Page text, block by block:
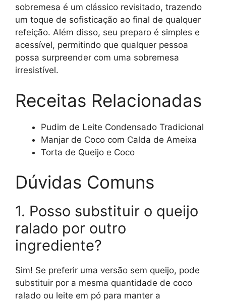
sobremesa é um clássico revisitado, trazendo
um toque de sofisticação ao final de qualquer
refeição. Além disso, seu preparo é simples e
acessível, permitindo que qualquer pessoa
possa surpreender com uma sobremesa
irresistível.
Receitas Relacionadas
Pudim de Leite Condensado Tradicional
Manjar de Coco com Calda de Ameixa
Torta de Queijo e Coco
Dúvidas Comuns
1. Posso substituir o queijo
ralado por outro
ingrediente?
Sim! Se preferir uma versão sem queijo, pode
substituir por a mesma quantidade de coco
ralado ou leite em pó para manter a